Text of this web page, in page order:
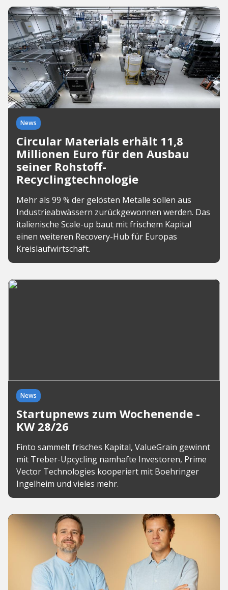
News
Circular Materials erhält 11,8
Millionen Euro für den Ausbau
seiner Rohstoff-
Recyclingtechnologie
Mehr als 99 % der gelösten Metalle sollen aus
Industrieabwässern zurückgewonnen werden. Das
italienische Scale-up baut mit frischem Kapital
einen weiteren Recovery-Hub für Europas
Kreislaufwirtschaft.
News
Startupnews zum Wochenende -
KW 28/26
Finto sammelt frisches Kapital, ValueGrain gewinnt
mit Treber-Upcycling namhafte Investoren, Prime
Vector Technologies kooperiert mit Boehringer
Ingelheim und vieles mehr.